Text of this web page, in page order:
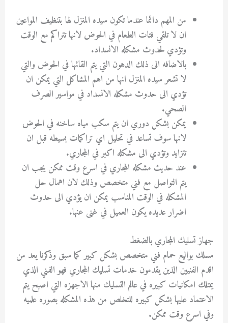
من المهم دائما عندما تكون سيده المنزل لها بتنظيف المواعين
ان لا تلقي فتات الطعام في الحوض لانها تتراكم مع الوقت
وتؤدي لحدوث مشكله الانسداد.
بالاضافه الى ذلك الدهون التي يتم القائها في الحوض والتي
لا تشعر سيده المنزل انها من اهم المشاكل التي يمكن ان
تؤدي الى حدوث مشكله الانسداد في مواسير الصرف
الصحي.
يمكن بشكل دوري ان يتم سكب مياه ساخنه في الحوض
لانها سوف تساعد في تحليل اي تراكمات بسيطه قبل ان
تتزايد وتؤدي الى مشكله اكبر في المجاري.
عند حديث مشكله المجاري في اسرع وقت ممكن يجب ان
يتم التواصل مع فني متخصص وذلك لان اهمال حل
المشكله في الوقت المناسب يمكن ان يؤدي الى حدوث
اضرار عديده يكون العميل في غنى عنها.
جهاز تسليك المجاري بالضغط
مسلك بواليع حمام فني متخصص بشكل كبير كما سبق وذكرنا يعد من
اقدم الفنيين الذين يقدمون خدمات تسليك المجاري فهو الفني الذي
يمتلك امكانيات كبيره في عالم التسليك منها الاجهزه التي اصبح يتم
الاعتماد عليها بشكل كبيره للتخلص من هذه المشكله بصوره علميه
وفي اسرع وقت ممكن.